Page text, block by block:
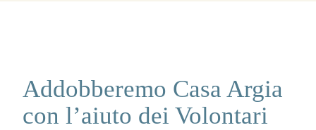
Addobberemo Casa Argia
con l’aiuto dei Volontari